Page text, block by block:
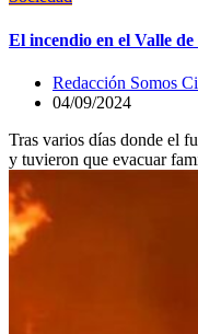
El incendio en el Valle
Redacción Somos
04/09/2024
Tras varios días donde el
y tuvieron que evacuar